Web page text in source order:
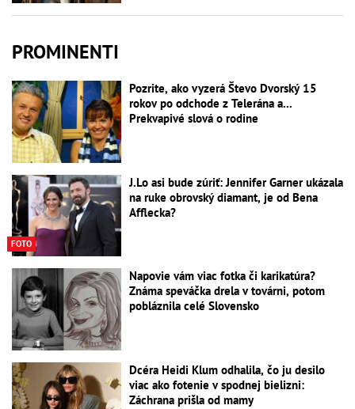
PROMINENTI
Pozrite, ako vyzerá Števo Dvorský 15
rokov po odchode z Telerána a...
Prekvapivé slová o rodine
FOTO
J.Lo asi bude zúriť: Jennifer Garner ukázala
na ruke obrovský diamant, je od Bena
Afflecka?
Napovie vám viac fotka či karikatúra?
Známa speváčka drela v továrni, potom
pobláznila celé Slovensko
Dcéra Heidi Klum odhalila, čo ju desilo
viac ako fotenie v spodnej bielizni:
Záchrana prišla od mamy